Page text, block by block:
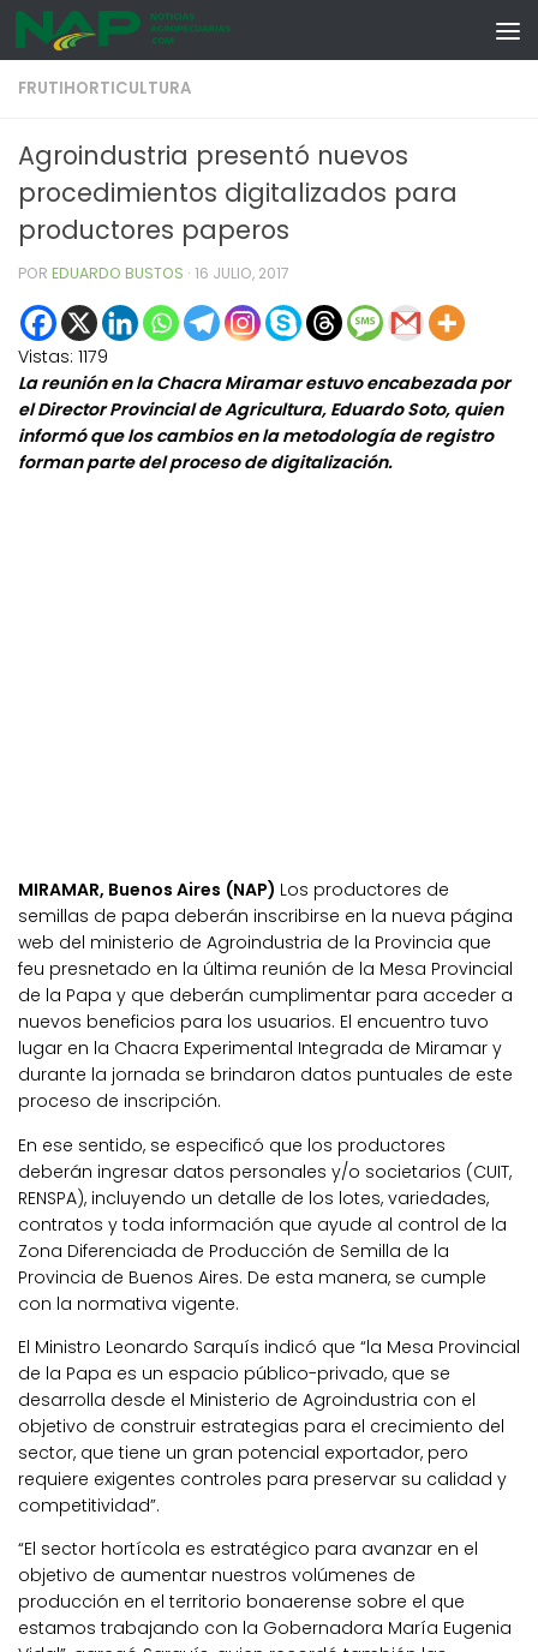
Skip to content
FRUTIHORTICULTURA
Agroindustria presentó nuevos
procedimientos digitalizados para
productores paperos
POR EDUARDO BUSTOS · 16 JULIO, 2017
Vistas: 1179
La reunión en la Chacra Miramar estuvo encabezada por
el Director Provincial de Agricultura, Eduardo Soto, quien
informó que los cambios en la metodología de registro
forman parte del proceso de digitalización.
MIRAMAR, Buenos Aires (NAP) Los productores de
semillas de papa deberán inscribirse en la nueva página
web del ministerio de Agroindustria de la Provincia que
feu presnetado en la última reunión de la Mesa Provincial
de la Papa y que deberán cumplimentar para acceder a
nuevos beneficios para los usuarios. El encuentro tuvo
lugar en la Chacra Experimental Integrada de Miramar y
durante la jornada se brindaron datos puntuales de este
proceso de inscripción.
En ese sentido, se especificó que los productores
deberán ingresar datos personales y/o societarios (CUIT,
RENSPA), incluyendo un detalle de los lotes, variedades,
contratos y toda información que ayude al control de la
Zona Diferenciada de Producción de Semilla de la
Provincia de Buenos Aires. De esta manera, se cumple
con la normativa vigente.
El Ministro Leonardo Sarquís indicó que “la Mesa Provincial
de la Papa es un espacio público-privado, que se
desarrolla desde el Ministerio de Agroindustria con el
objetivo de construir estrategias para el crecimiento del
sector, que tiene un gran potencial exportador, pero
requiere exigentes controles para preservar su calidad y
competitividad”.
“El sector hortícola es estratégico para avanzar en el
objetivo de aumentar nuestros volúmenes de
producción en el territorio bonaerense sobre el que
estamos trabajando con la Gobernadora María Eugenia